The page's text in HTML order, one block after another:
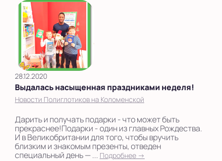
28.12.2020
Выдалась насыщенная праздниками неделя!
Новости Полиглотиков на Коломенской
Дарить и получать подарки - что может быть
прекраснее!Подарки - один из главных Рождества.
И в Великобритании для того, чтобы вручить
близким и знакомым презенты, отведен
специальный день — ... Подробнее →